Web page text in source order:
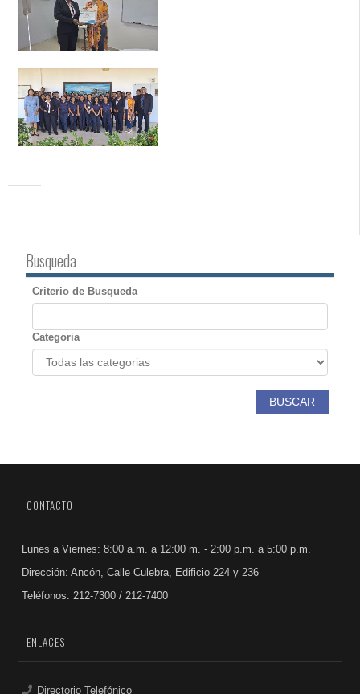
Busqueda
Criterio de Busqueda
Categoria
BUSCAR
CONTACTO
Lunes a Viernes: 8:00 a.m. a 12:00 m. - 2:00 p.m. a 5:00 p.m.
Dirección: Ancón, Calle Culebra, Edificio 224 y 236
Teléfonos: 212-7300 / 212-7400
ENLACES
Directorio Telefónico